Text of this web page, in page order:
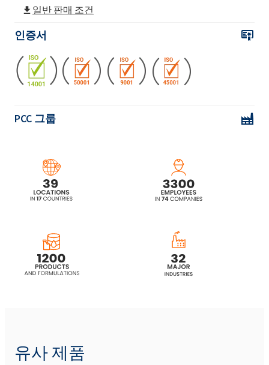
일반 판매 조건
인증서
PCC 그룹
Active Play AS C II Red (폴리우레탄 접착제)
유사 제품